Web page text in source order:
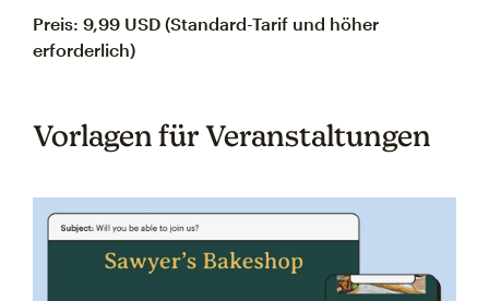
Preis: 9,99 USD (Standard-Tarif und höher
erforderlich)
Vorlagen für Veranstaltungen